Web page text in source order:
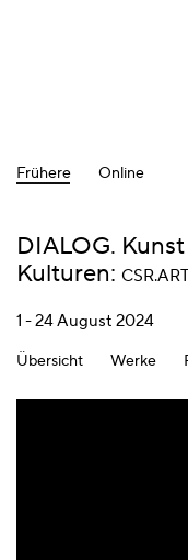
Frühere Online
DIALOG.
Kulturen:
1 - 24 August 2024
Übersicht Werke